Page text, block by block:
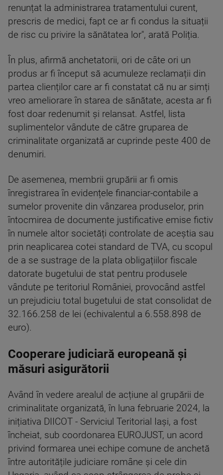
renunțat la administrarea tratamentului curent,
prescris de medici, fapt ce ar fi condus la situații
de risc cu privire la sănătatea lor", arată Poliția.
În plus, afirmă anchetatorii, ori de câte ori un
produs ar fi început să acumuleze reclamații din
partea clienților care ar fi constatat că nu ar simți
vreo ameliorare în starea de sănătate, acesta ar fi
fost doar redenumit și relansat. Astfel, lista
suplimentelor vândute de către gruparea de
criminalitate organizată ar cuprinde peste 400 de
denumiri.
De asemenea, membrii grupării ar fi omis
înregistrarea în evidențele financiar-contabile a
sumelor provenite din vânzarea produselor, prin
întocmirea de documente justificative emise fictiv
în numele altor societăți controlate de aceștia sau
prin neaplicarea cotei standard de TVA, cu scopul
de a se sustrage de la plata obligațiilor fiscale
datorate bugetului de stat pentru produsele
vândute pe teritoriul României, provocând astfel
un prejudiciu total bugetului de stat consolidat de
32.166.258 de lei (echivalentul a 6.558.898 de
euro).
Cooperare judiciară europeană și
măsuri asigurătorii
Având în vedere arealul de acțiune al grupării de
criminalitate organizată, în luna februarie 2024, la
inițiativa DIICOT - Serviciul Teritorial Iași, a fost
încheiat, sub coordonarea EUROJUST, un acord
privind formarea unei echipe comune de anchetă
între autoritățile judiciare române și cele din